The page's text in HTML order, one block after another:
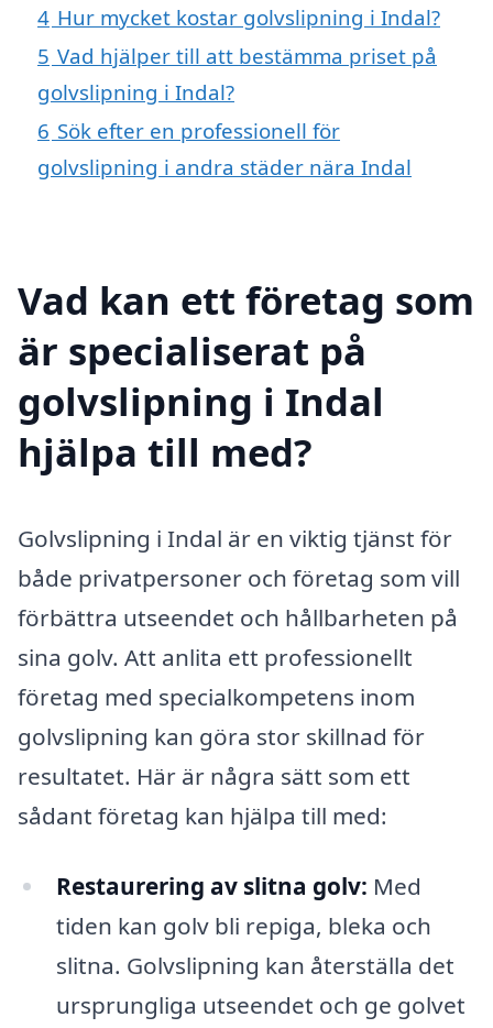
4 Hur mycket kostar golvslipning i Indal?
5 Vad hjälper till att bestämma priset på
golvslipning i Indal?
6 Sök efter en professionell för
golvslipning i andra städer nära Indal
Vad kan ett företag som
är specialiserat på
golvslipning i Indal
hjälpa till med?
Golvslipning i Indal är en viktig tjänst för
både privatpersoner och företag som vill
förbättra utseendet och hållbarheten på
sina golv. Att anlita ett professionellt
företag med specialkompetens inom
golvslipning kan göra stor skillnad för
resultatet. Här är några sätt som ett
sådant företag kan hjälpa till med:
Restaurering av slitna golv: Med
tiden kan golv bli repiga, bleka och
slitna. Golvslipning kan återställa det
ursprungliga utseendet och ge golvet